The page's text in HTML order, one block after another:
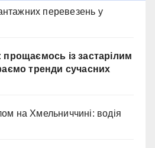
перевезень у
із застарілим
тренди сучасних
на Хмельниччині: водія